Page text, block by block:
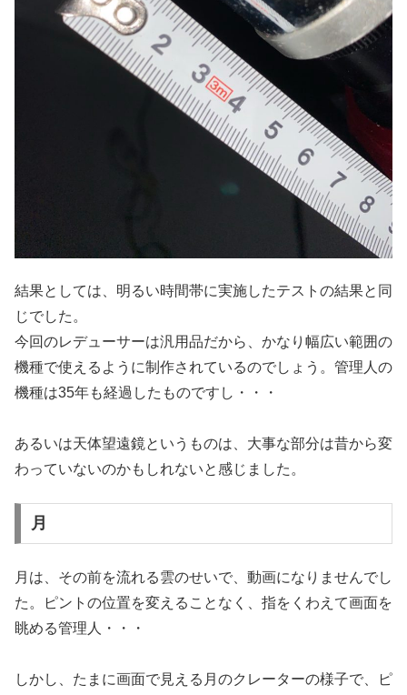
結果としては、明るい時間帯に実施したテストの結果と同
じでした。
今回のレデューサーは汎用品だから、かなり幅広い範囲の
機種で使えるように制作されているのでしょう。管理人の
機種は35年も経過したものですし・・・
あるいは天体望遠鏡というものは、大事な部分は昔から変
わっていないのかもしれないと感じました。
月
月は、その前を流れる雲のせいで、動画になりませんでし
た。ピントの位置を変えることなく、指をくわえて画面を
眺める管理人・・・
しかし、たまに画面で見える月のクレーターの様子で、ピ